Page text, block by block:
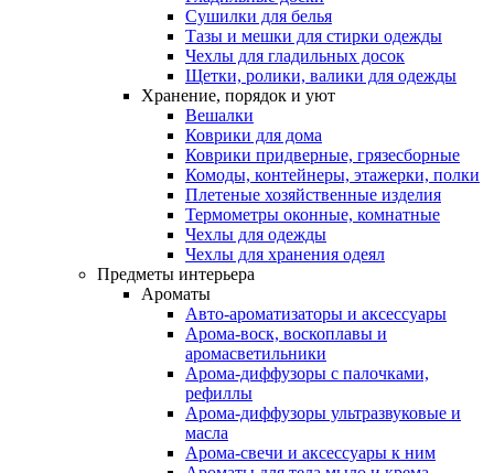
Сушилки для белья
Тазы и мешки для стирки одежды
Чехлы для гладильных досок
Щетки, ролики, валики для одежды
Хранение, порядок и уют
Вешалки
Коврики для дома
Коврики придверные, грязесборные
Комоды, контейнеры, этажерки, полки
Плетеные хозяйственные изделия
Термометры оконные, комнатные
Чехлы для одежды
Чехлы для хранения одеял
Предметы интерьера
Ароматы
Авто-ароматизаторы и аксессуары
Арома-воск, воскоплавы и
аромасветильники
Арома-диффузоры с палочками,
рефиллы
Арома-диффузоры ультразвуковые и
масла
Арома-свечи и аксессуары к ним